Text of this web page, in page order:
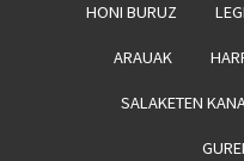
HONI BURUZ
ARAUAK
SALAKETEN